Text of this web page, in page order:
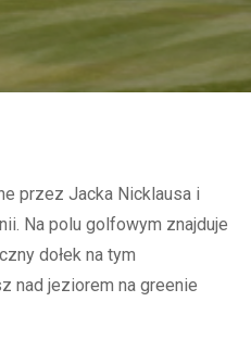
przez Jacka Nicklausa i
Na polu golfowym znajduje
dołek na tym
nad jeziorem na greenie